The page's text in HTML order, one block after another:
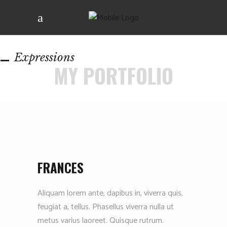
Expressions
MY PORTFOLIO
FRANCES
Aliquam lorem ante, dapibus in, viverra quis,
feugiat a, tellus. Phasellus viverra nulla ut
metus varius laoreet. Quisque rutrum.